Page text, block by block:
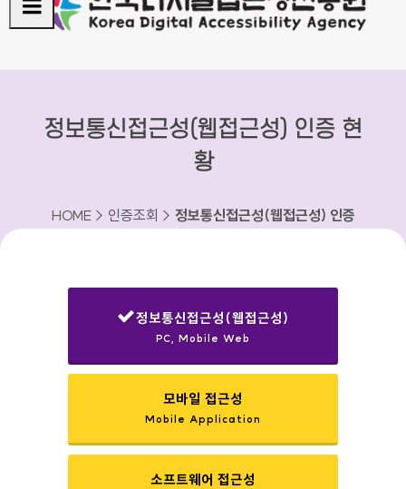
정보통신접근성(웹접근성) 인증 현
황
HOME > 인증조회 > 정보통신접근성(웹접근성) 인증
정보통신접근성(웹접근성)
PC, Mobile Web
모바일 접근성
Mobile Application
소프트웨어 접근성